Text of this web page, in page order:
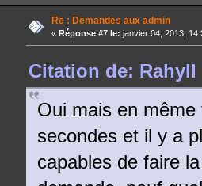
Re : Demandes aux admin
« Réponse #7 le: janvier 04, 2013,
Citation de: Rahyll
Oui mais en
secondes et il y a
capables de faire